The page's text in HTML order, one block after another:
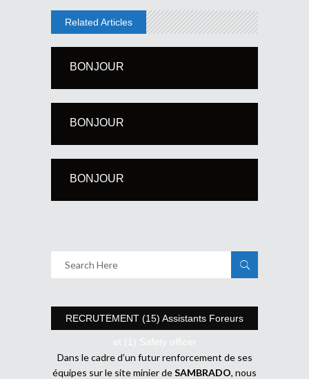
Related Articles
BONJOUR
BONJOUR
BONJOUR
RECRUTEMENT (15) Assistants Foreurs
et (1) Safety officer
Dans le cadre d’un futur renforcement de ses
équipes sur le site minier deSAMBRADO, nous